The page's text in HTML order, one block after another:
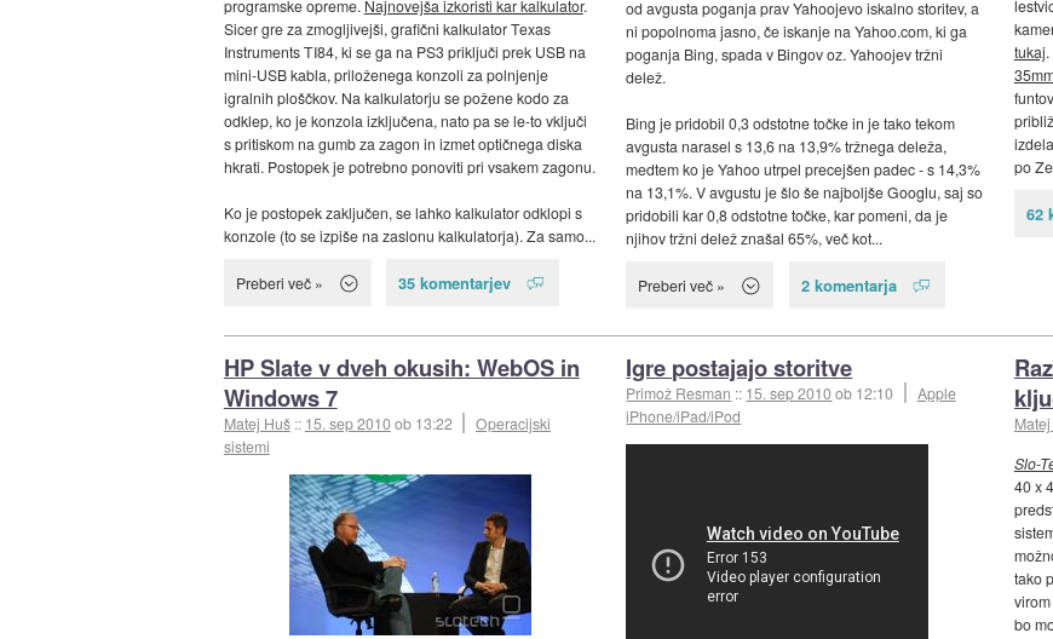
programske opreme. Najnovejša izkoristi kar kalkulator.
Sicer gre za zmogljivejši, grafični kalkulator Texas
Instruments TI84, ki se ga na PS3 priključi prek USB na
mini-USB kabla, priloženega konzoli za polnjenje
igralnih ploščkov. Na kalkulatorju se požene kodo za
odklep, ko je konzola izključena, nato pa se le-to vključi
s pritiskom na gumb za zagon in izmet optičnega diska
hkrati. Postopek je potrebno ponoviti pri vsakem zagonu.
Ko je postopek zaključen, se lahko kalkulator odklopi s
konzole (to se izpiše na zaslonu kalkulatorja). Za samo...
Preberi več » 35 komentarjev
od avgusta poganja prav Yahoojevo iskalno storitev, a
ni popolnoma jasno, če iskanje na Yahoo.com, ki ga
poganja Bing, spada v Bingov oz. Yahoojev tržni
delež.
Bing je pridobil 0,3 odstotne točke in je tako tekom
avgusta narasel s 13,6 na 13,9% tržnega deleža,
medtem ko je Yahoo utrpel precejšen padec - s 14,3%
na 13,1%. V avgustu je šlo še najboljše Googlu, saj so
pridobili kar 0,8 odstotne točke, kar pomeni, da je
njihov tržni delež znašal 65%, več kot...
Preberi več » 2 komentarja
tukaj
po
62
HP Slate v dveh okusih: WebOS in
Windows 7
Matej Huš :: 15. sep 2010ob 13:22
Operacijski
sistemi
Igre postajajo storitve
Primož Resman :: 15. sep 2010ob 12:10
Apple
iPhone/iPad/iPod
Slo-
40 x
tako
bo